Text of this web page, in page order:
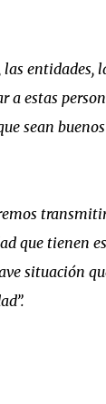
entidades,
estas
sean
que tienen
situación